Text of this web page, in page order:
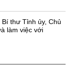
thư Tỉnh ủy, Chủ
làm việc với